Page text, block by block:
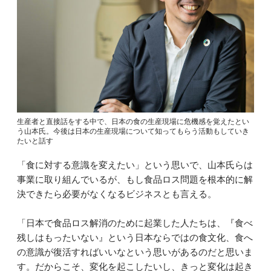
生産者と直接話をする中で、日本の食の生産現場に危機感を覚えたとい
う山本氏。今後は日本の生産現場について知ってもらう活動もしていき
たいと話す
「食に対する意識を変えたい」という思いで、山本氏らは
事業に取り組んでいるが、もし食品ロス問題を根本的に解
決できたら必要がなくなるビジネスとも言える。
「日本で食品ロス解消のために起業した人たちは、『食べ
残しはもったいない』という日本ならではの食文化、食へ
の意識が復活すればいいなという思いがあるのだと思いま
す。だからこそ、変化を起こしたいし、きっと変化は起き